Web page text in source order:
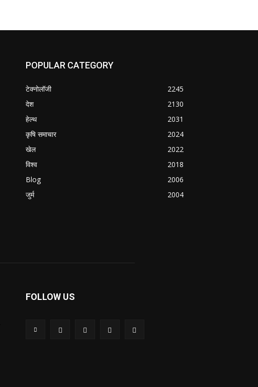
POPULAR CATEGORY
टेक्नोलॉजी
2245
देश
2130
हेल्थ
2031
कृषि समाचार
2024
खेल
2022
विश्व
2018
Blog
2006
जुर्म
2004
FOLLOW US